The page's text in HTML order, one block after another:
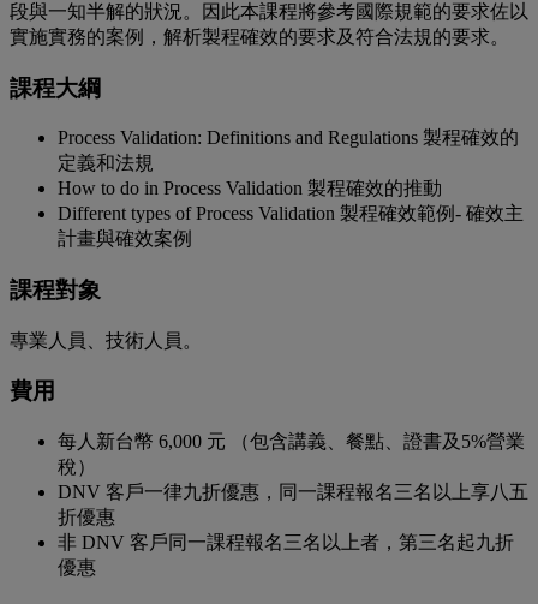
段與一知半解的狀況。因此本課程將參考國際規範的要求佐以
實施實務的案例，解析製程確效的要求及符合法規的要求。
課程大綱
Process Validation: Definitions and Regulations 製程確效的
定義和法規
How to do in Process Validation 製程確效的推動
Different types of Process Validation 製程確效範例- 確效主
計畫與確效案例
課程對象
專業人員、技術人員。
費用
每人新台幣 6,000 元 （包含講義、餐點、證書及5%營業
稅）
DNV 客戶一律九折優惠，同一課程報名三名以上享八五
折優惠
非 DNV 客戶同一課程報名三名以上者，第三名起九折
優惠